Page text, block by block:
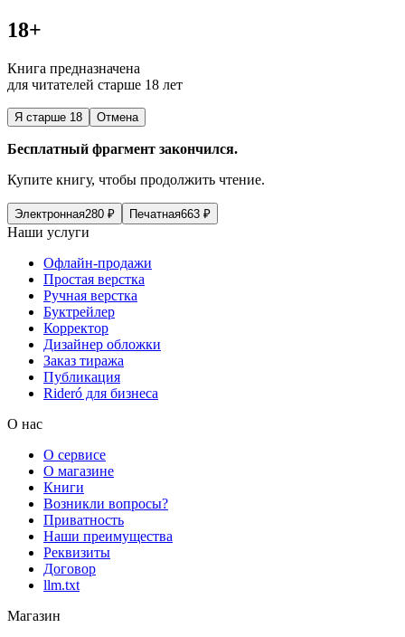
18+
Книга предназначена
для читателей старше 18 лет
Я старше 18 Отмена
Бесплатный фрагмент закончился.
Купите книгу, чтобы продолжить чтение.
Электронная280 ₽ Печатная663 ₽
Наши услуги
Офлайн-продажи
Простая верстка
Ручная верстка
Буктрейлер
Корректор
Дизайнер обложки
Заказ тиража
Публикация
Rideró для бизнеса
О нас
О сервисе
О магазине
Книги
Возникли вопросы?
Приватность
Наши преимущества
Реквизиты
Договор
llm.txt
Магазин